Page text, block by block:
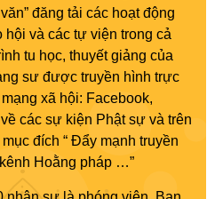
đăng tải các hoạt động
hội và các tự viện trong cả
tu học, thuyết giảng của
sư được truyền hình trực
xã hội: Facebook,
các sự kiện Phật sự và trên
đích “ Đẩy mạnh truyền
Hoằng pháp …”